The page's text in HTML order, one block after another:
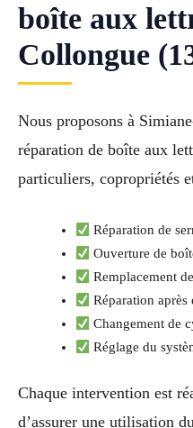
boîte aux
Collongue
Nous proposons à
réparation de boîte aux
particuliers, copropriétés
Réparation de
Ouverture de
Remplacement
Réparation après
Changement de
Réglage du
Chaque intervention est
d’assurer une utilisation